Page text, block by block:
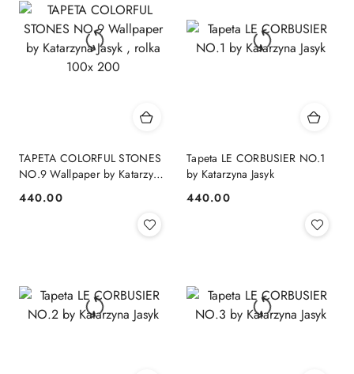
TAPETA COLORFUL STONES
NO.9 Wallpaper by Katarzyna
Cena:
440.00
Tapeta LE CORBUSIER NO.1
by Katarzyna Jasyk
Cena:
440.00